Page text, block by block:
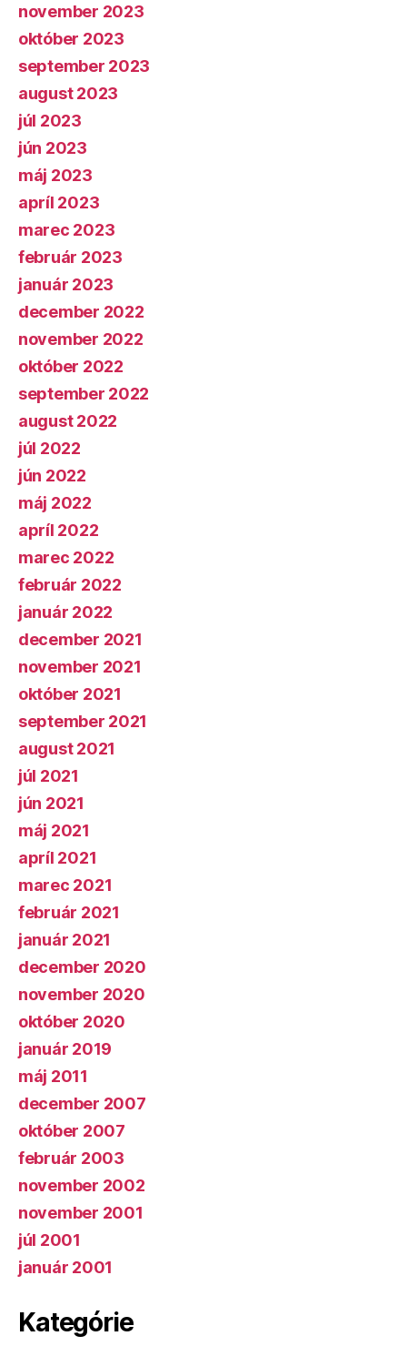
november 2023
október 2023
september 2023
august 2023
júl 2023
jún 2023
máj 2023
apríl 2023
marec 2023
február 2023
január 2023
december 2022
november 2022
október 2022
september 2022
august 2022
júl 2022
jún 2022
máj 2022
apríl 2022
marec 2022
február 2022
január 2022
december 2021
november 2021
október 2021
september 2021
august 2021
júl 2021
jún 2021
máj 2021
apríl 2021
marec 2021
február 2021
január 2021
december 2020
november 2020
október 2020
január 2019
máj 2011
december 2007
október 2007
február 2003
november 2002
november 2001
júl 2001
január 2001
Kategórie